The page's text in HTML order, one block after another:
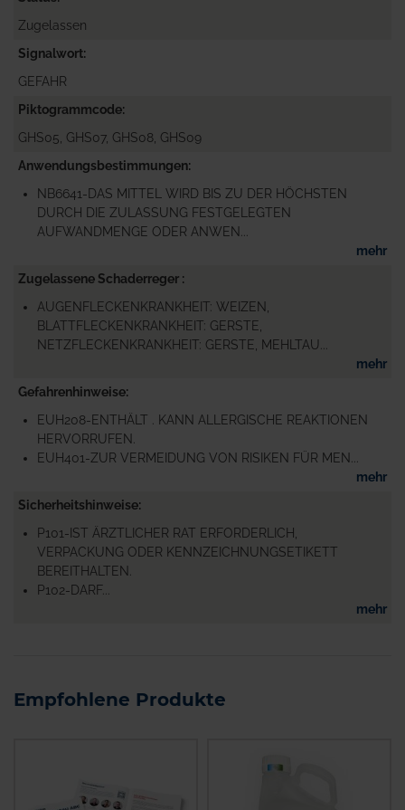
Zugelassen
Signalwort
GEFAHR
Piktogrammcode
GHS05, GHS07, GHS08, GHS09
Anwendungsbestimmungen
NB6641-DAS MITTEL WIRD BIS ZU DER HÖCHSTEN
DURCH DIE ZULASSUNG FESTGELEGTEN
AUFWANDMENGE ODER ANWEN...
mehr
Zugelassene Schaderreger
AUGENFLECKENKRANKHEIT: WEIZEN,
BLATTFLECKENKRANKHEIT: GERSTE,
NETZFLECKENKRANKHEIT: GERSTE, MEHLTAU...
mehr
Gefahrenhinweise
EUH208-ENTHÄLT . KANN ALLERGISCHE REAKTIONEN
HERVORRUFEN.
EUH401-ZUR VERMEIDUNG VON RISIKEN FÜR MEN...
mehr
Sicherheitshinweise
P101-IST ÄRZTLICHER RAT ERFORDERLICH,
VERPACKUNG ODER KENNZEICHNUNGSETIKETT
BEREITHALTEN.
P102-DARF...
mehr
Empfohlene Produkte